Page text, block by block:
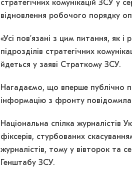
стратегічних комунікацій ЗСУ у
відновлення робочого порядку
«Усі пов’язані з цим питання, як
підрозділів стратегічних
йдеться у заяві Страткому ЗСУ.
Нагадаємо, що вперше публічно
інформацію з фронту повідомила
Національна спілка журналістів
фіксерів, стурбованих
журналістів, тому у вівторок та
Генштабу ЗСУ.